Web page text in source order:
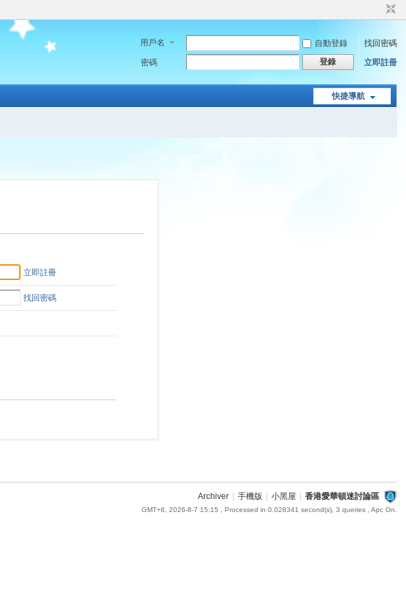
用戶名 自動登錄
找回密碼
密碼
登錄 立即註冊
快捷導航
立即註冊
找回密碼
Archiver 手機版 小黑屋 香港愛華頓迷討論區
GMT+8, 2026-8-7 15:15 , Processed in 0.028341 second(s), 3 queries , Apc On.